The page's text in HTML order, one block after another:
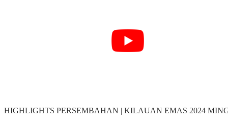
HIGHLIGHTS PERSEMBAHAN | KILAUAN EMAS 2024